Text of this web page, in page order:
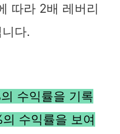
따라 2배 레버리
다.
수익률을 기록
수익률을 보여